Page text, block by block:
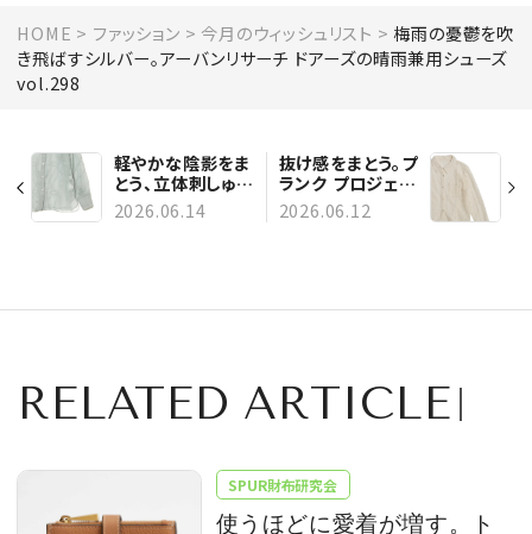
HOME ファッション 今月のウィッシュリスト
梅雨の憂鬱を吹
き飛ばすシルバー。アーバンリサーチ ドアーズの晴雨兼用シューズ
vol.298
軽やかな陰影をま
とう、立体刺しゅう
が美しいレイ ビー
ムスのシアーシャ
2026.06.14
抜け感をまとう。プ
ランク プロジェク
トのシアーシャツ
vol.297
2026.06.12
RELATED ARTICLE
SPUR財布研究会
使うほどに愛着が増す。ト